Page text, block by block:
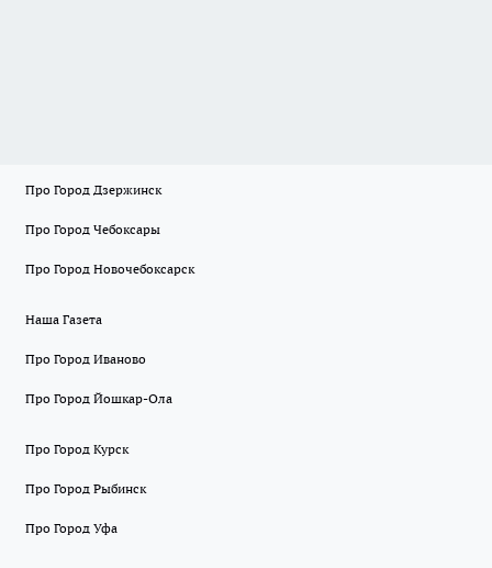
Про Город Дзержинск
Про Город Чебоксары
Про Город Новочебоксарск
Наша Газета
Про Город Иваново
Про Город Йошкар-Ола
Про Город Курск
Про Город Рыбинск
Про Город Уфа